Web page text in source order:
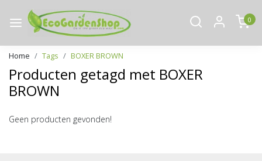
0
Home Tags BOXER BROWN
Producten getagd met BOXER
BROWN
Geen producten gevonden!